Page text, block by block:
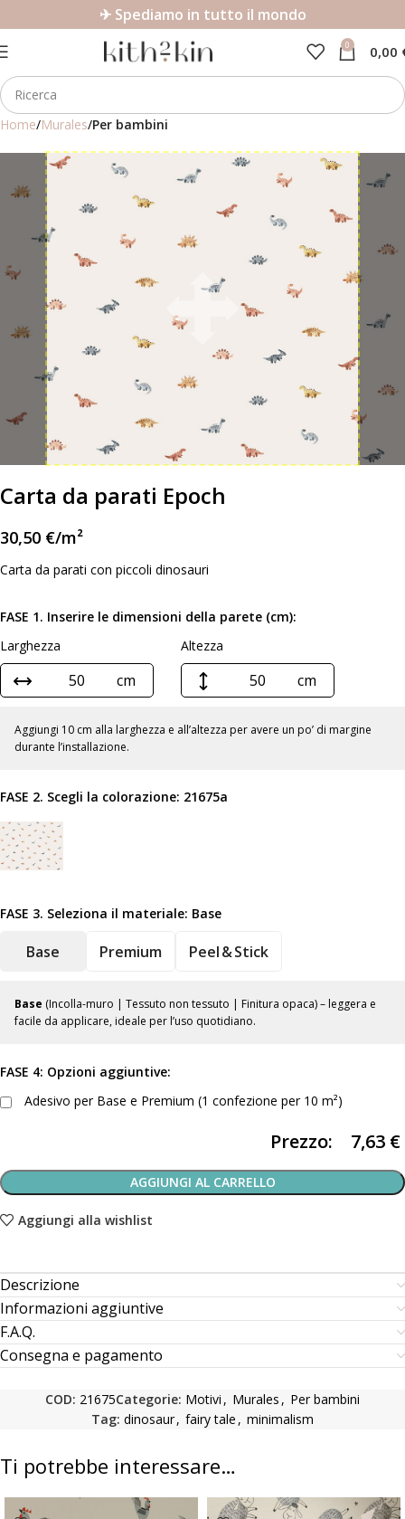
✈ Spediamo in tutto il mondo
0 0,00
Home Murales Per bambini
Carta da parati Epoch
30,50 €/m²
Carta da parati con piccoli dinosauri
FASE 1. Inserire le dimensioni della parete (cm):
Larghezza
cm
Altezza
cm
Aggiungi 10 cm alla larghezza e all’altezza per avere un po’ di margine
durante l’installazione.
FASE 2. Scegli la colorazione: 21675a
FASE 3. Seleziona il materiale: Base
Base Premium Peel & Stick
Base (Incolla-muro | Tessuto non tessuto | Finitura opaca) – leggera e
facile da applicare, ideale per l’uso quotidiano.
FASE 4: Opzioni aggiuntive:
Adesivo per Base e Premium (1 confezione per 10 m²)
Prezzo: 7,63 €
AGGIUNGI AL CARRELLO
Aggiungi alla wishlist
Descrizione
Informazioni aggiuntive
F.A.Q.
Consegna e pagamento
COD: 21675Categorie: Motivi , Murales , Per bambini
Tag: dinosaur, fairy tale , minimalism
Ti potrebbe interessare…